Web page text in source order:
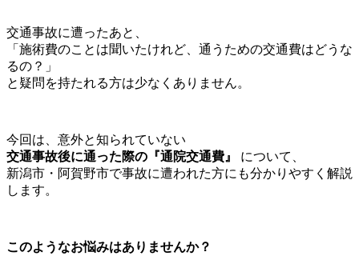
交通事故に遭ったあと、
「施術費のことは聞いたけれど、通うための交通費はどうな
るの？」
と疑問を持たれる方は少なくありません。
今回は、意外と知られていない
交通事故後に通った際の『通院交通費』
について、
新潟市・阿賀野市で事故に遭われた方にも分かりやすく解説
します。
このようなお悩みはありませんか？